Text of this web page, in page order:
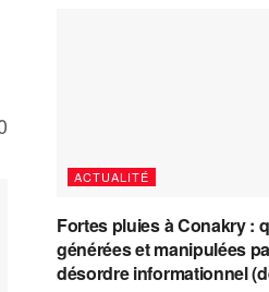
ACTUALITÉ
Fortes pluies à Conakry :
générées et manipulées
désordre informationnel